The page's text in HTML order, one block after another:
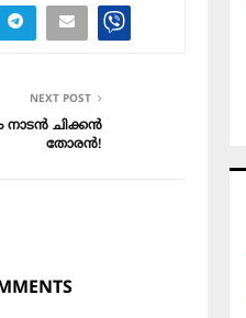
NEXT POST
നാടൻ ചിക്കൻ
തോരൻ!